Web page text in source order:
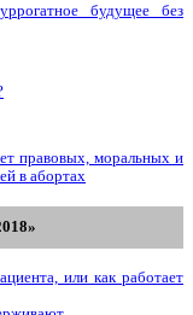
будущее без
правовых, моральных и
в абортах
или как работает